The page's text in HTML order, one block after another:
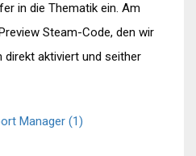
in die Thematik ein. Am
Steam-Code, den wir
aktiviert und seither